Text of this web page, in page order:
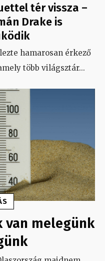
tér vissza –
Drake is
hamarosan érkező
több világsztár...
van melegünk